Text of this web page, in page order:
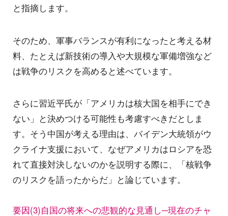
と指摘します。
そのため、軍事バランスが有利になったと考える材
料、たとえば新技術の導入や大規模な軍備増強など
は戦争のリスクを高めると述べています。
さらに習近平氏が「アメリカは核大国を相手にでき
ない」と決めつける可能性も考慮すべきだとしま
す。そう中国が考える理由は、バイデン大統領がウ
クライナ支援において、なぜアメリカはロシアを恐
れて直接対決しないのかを説明する際に、「核戦争
のリスクを語ったからだ」と論じています。
要因(3)自国の将来への悲観的な見通し─現在のチャ